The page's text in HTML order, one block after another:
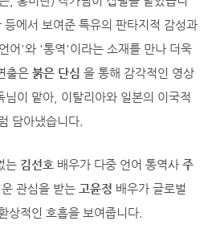
등에서 보여준 특유의 판타지적 감성과
어'와 '통역'이라는 소재를 만나 더욱
출은 붉은 단심 을 통해 감각적인 영상
님이 맡아, 이탈리아와 일본의 이국적
담아냈습니다.
는 김선호 배우가 다중 언어 통역사 주
관심을 받는 고윤정 배우가 글로벌
상적인 호흡을 보여줍니다.